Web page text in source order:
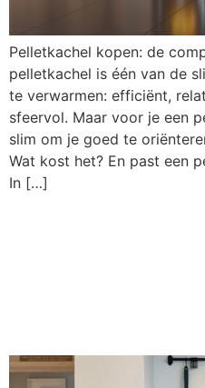
Pelletkachel kopen: de
pelletkachel is één van de
te verwarmen: efficiënt,
sfeervol. Maar voor je een
slim om je goed te
Wat kost het? En past een
In […]